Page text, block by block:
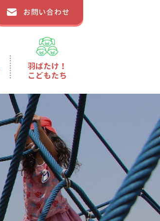
お問い合わせ
羽ばたけ！
こどもたち